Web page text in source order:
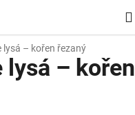
lysá – kořen řezaný
lysá – kořen